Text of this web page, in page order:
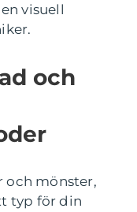
visuell
och
och mönster,
typ för din